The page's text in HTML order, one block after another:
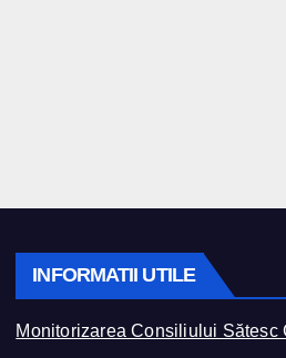
INFORMATII UTILE
Monitorizarea Consiliului Sătesc